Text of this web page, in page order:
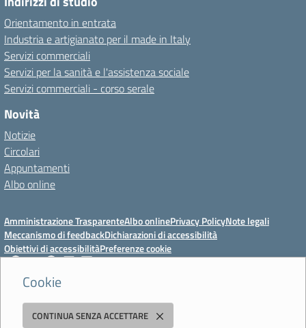
Cookie
CONTINUA SENZA ACCETTARE
Orientamento in entrata
Industria e artigianato per il made in Italy
Servizi commerciali
Servizi per la sanità e l'assistenza sociale
Servizi commerciali - corso serale
Novità
Notizie
Circolari
Appuntamenti
Albo online
Amministrazione TrasparenteAlbo onlinePrivacy PolicyNote legali
Meccanismo di feedbackDichiarazioni di accessibilità
Obiettivi di accessibilitàPreferenze cookie
Istituto Professionale Statale Socio-Commerciale-Artigianale "Cattaneo -
Deledda"